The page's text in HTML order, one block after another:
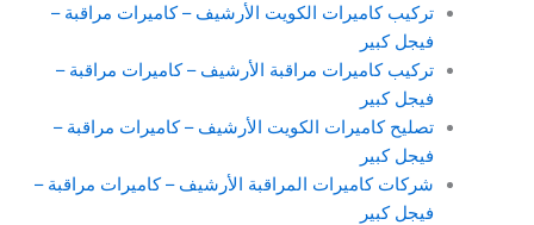
تركيب كاميرات الكويت الأرشيف – كاميرات مراقبة –
فيجل كبير
تركيب كاميرات مراقبة الأرشيف – كاميرات مراقبة –
فيجل كبير
تصليح كاميرات الكويت الأرشيف – كاميرات مراقبة –
فيجل كبير
شركات كاميرات المراقبة الأرشيف – كاميرات مراقبة –
فيجل كبير